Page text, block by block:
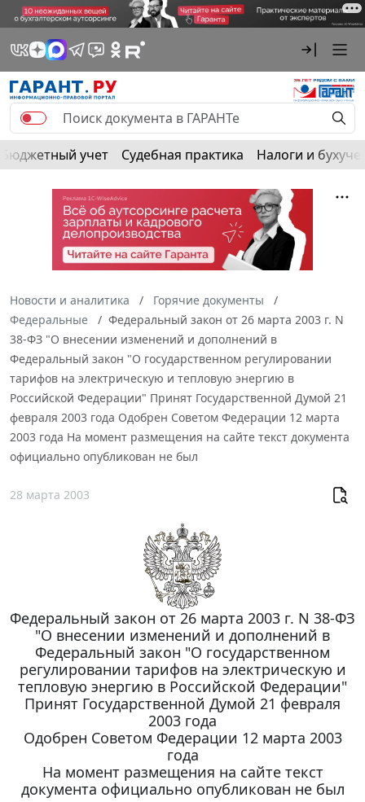
Бюджетный учет Судебная практика Налоги и
Новости и аналитика
Горячие документы
Федеральные
Федеральный закон от 26 марта 2003 г. N
38-ФЗ "О внесении изменений и дополнений в
Федеральный закон "О государственном регулировании
тарифов на электрическую и тепловую энергию в
Российской Федерации" Принят Государственной Думой 21
февраля 2003 года Одобрен Советом Федерации 12 марта
2003 года На момент размещения на сайте текст документа
официально опубликован не был
28 марта 2003
Федеральный закон от 26 марта 2003 г. N 38-ФЗ
"О внесении изменений и дополнений в
Федеральный закон "О государственном
регулировании тарифов на электрическую и
тепловую энергию в Российской Федерации"
Принят Государственной Думой 21 февраля
2003 года
Одобрен Советом Федерации 12 марта 2003
года
На момент размещения на сайте текст
документа официально опубликован не был